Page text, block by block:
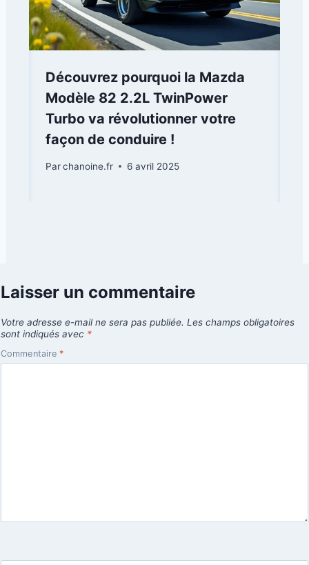
Découvrez pourquoi la Mazda
Modèle 82 2.2L TwinPower
Turbo va révolutionner votre
façon de conduire !
Parchanoine.fr 6 avril 2025
Laisser un commentaire
Votre adresse e-mail ne sera pas publiée. Les champs obligatoires
sont indiqués avec *
Commentaire *